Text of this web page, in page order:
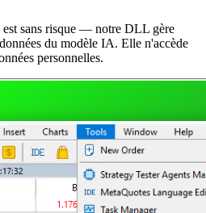
sans risque — notre DLL gère
du modèle IA. Elle n'accède
personnelles.